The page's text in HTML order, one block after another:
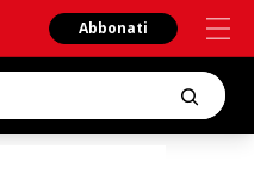
Abbonati